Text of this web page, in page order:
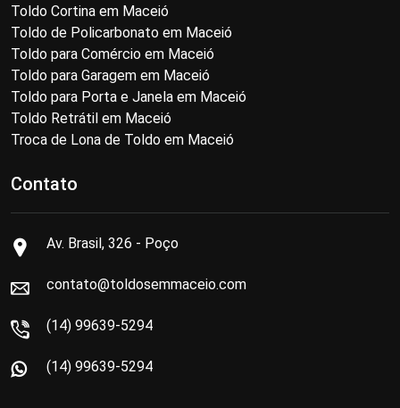
Toldo Cortina em Maceió
Toldo de Policarbonato em Maceió
Toldo para Comércio em Maceió
Toldo para Garagem em Maceió
Toldo para Porta e Janela em Maceió
Toldo Retrátil em Maceió
Troca de Lona de Toldo em Maceió
Contato
Av. Brasil, 326 - Poço
contato@toldosemmaceio.com
(14) 99639-5294
(14) 99639-5294